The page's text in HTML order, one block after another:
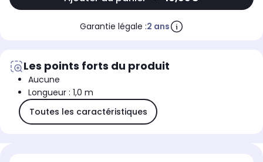
Garantie légale :2 ans
Les points forts du produit
Aucune
Longueur : 1,0 m
Toutes les caractéristiques